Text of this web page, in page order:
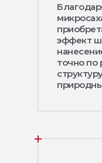
эффект
точно по